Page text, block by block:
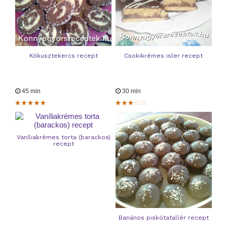
Kókusztekercs recept Csokikrémes isler recept
45 min
Vaníliakrémes torta (barackos)
recept
30 min
Banános piskótatallér recept